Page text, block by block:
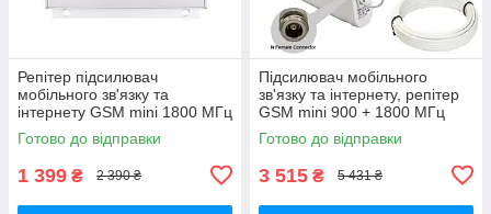
Репітер підсилювач
мобільного зв'язку та
інтернету GSM mini 1800 МГц
GSM, 4G LTE
Готово до відправки
1 399 ₴ 2 390 ₴
Підсилювач мобільного
зв'язку та інтернету, репітер
GSM mini 900 + 1800 МГц
2G, 4G LTE (10/3 дБі )
Готово до відправки
3 515 ₴ 5 431 ₴